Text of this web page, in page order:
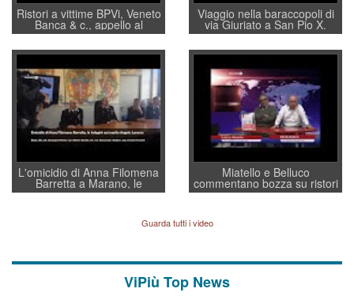
Ristori a vittime BPVi, Veneto
Banca & c., appello al
sottosegretario Alessio
Villarosa: per mettere ordine
convochi con Di Maio CNCU
a supporto della cabina di
regia al Mef
Viaggio nella baraccopoli di
via Giuriato a San Pio X.
Vicenza ai Vicentini: “faremo
un regalo di Natale ai
residenti”
L'omicidio di Anna Filomena
Barretta a Marano, le
indagini dei carabinieri di
Lavarra: più avvincenti di
quelle di... Barbara D'Urso
Miatello e Belluco
commentano bozza su ristori
BPVi e Veneto Banca
Guarda tutti i video
ViPiù Top News